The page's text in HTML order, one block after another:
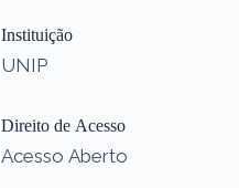
Instituição
UNIP
Direito de Acesso
Acesso Aberto